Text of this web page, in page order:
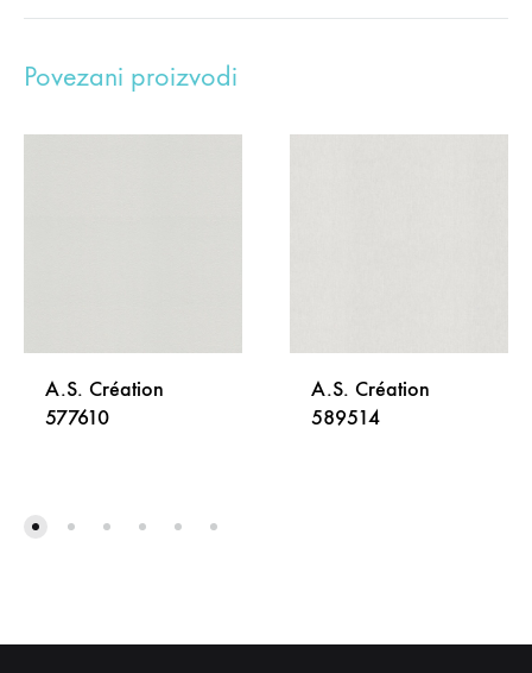
Povezani proizvodi
A.S. Création
577610
A.S. Création
589514